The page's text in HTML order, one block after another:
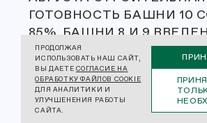
ГОТОВНОСТЬ БАШНИ 10
85%. БАШНИ 8 И 9
В ЭКСПЛУАТАЦИЮ В
СЕНТЯБРЯ: КВАРТИРЫ
ПОДГОТАВЛИВАЮТСЯ К
СОБСТВЕННИКАМ.
ПРОДОЛЖАЯ
ИСПОЛЬЗОВАТЬ НАШ САЙТ,
ВЫ ДАЕТЕ СОГЛАСИЕ НА
ОБРАБОТКУ ФАЙЛОВ COOKIE
ДЛЯ АНАЛИТИКИ И
УЛУЧШЕНЕНИЯ РАБОТЫ
САЙТА.